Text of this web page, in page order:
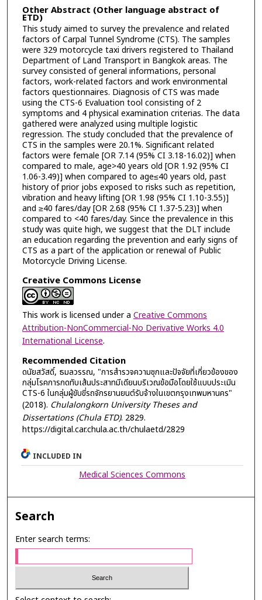
Other Abstract (Other language abstract of
ETD)
This study aimed to survey the prevalence and related
factors of Carpal Tunnel Syndrome (CTS). The samples
were 329 motorcycle taxi drivers registered to Thailand
Department of Land Transport in Bangkok areas. The
survey consisted of general informations, personal
factors, work-related factors and work environmental
factors questionnaires. Diagnosis of CTS was made
using the CTS-6 Evaluation tool consisting of 2
symptoms and 4 physical examination criterias. The data
gathered were analyzed using multiple logistic
regression. The study concluded that the prevalence of
CTS in the samples were 20.1%. Significant related
factors were female [OR 7.14 (95% CI 3.18-16.02)] when
compared to male, age>40 years old [OR 1.92 (95% CI
1.06-3.49)] when compared to age≤40 years old, past
history of prior jobs exposed to risks such as repetition,
vibration and heavy lifting [OR 1.98 (95% CI 1.10-3.55)]
and ≥40 fares/day [OR 2.68 (95% CI 1.37-5.23)] when
compared to <40 fares/day. Since the prevalence in this
study was quite high, we suggest that the DLT include
an education regarding the prevention and early signs of
CTS as a part of the application or renewal of Public
Motorcycle Driving License.
Creative Commons License
This work is licensed under a Creative Commons
Attribution-NonCommercial-No Derivative Works 4.0
International License.
Recommended Citation
ดนัยสวัสดิ์, ธมลวรรณ, "การสำรวจความชุกและปัจจัยที่เกี่ยวข้องของ
กลุ่มโรคการกดทับเส้นประสาทมีเดียนบริเวณข้อมือโดยใช้แบบประเมิน
CTS-6 ในกลุ่มผู้ขับขี่รถจักรยานยนต์รับจ้างในเขตกรุงเทพมหานคร"
(2018). Chulalongkorn University Theses and
Dissertations (Chula ETD). 2829.
https://digital.car.chula.ac.th/chulaetd/2829
INCLUDED IN
Medical Sciences Commons
Search
Enter search terms: